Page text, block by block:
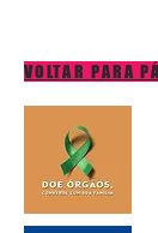
VOLTAR PARA